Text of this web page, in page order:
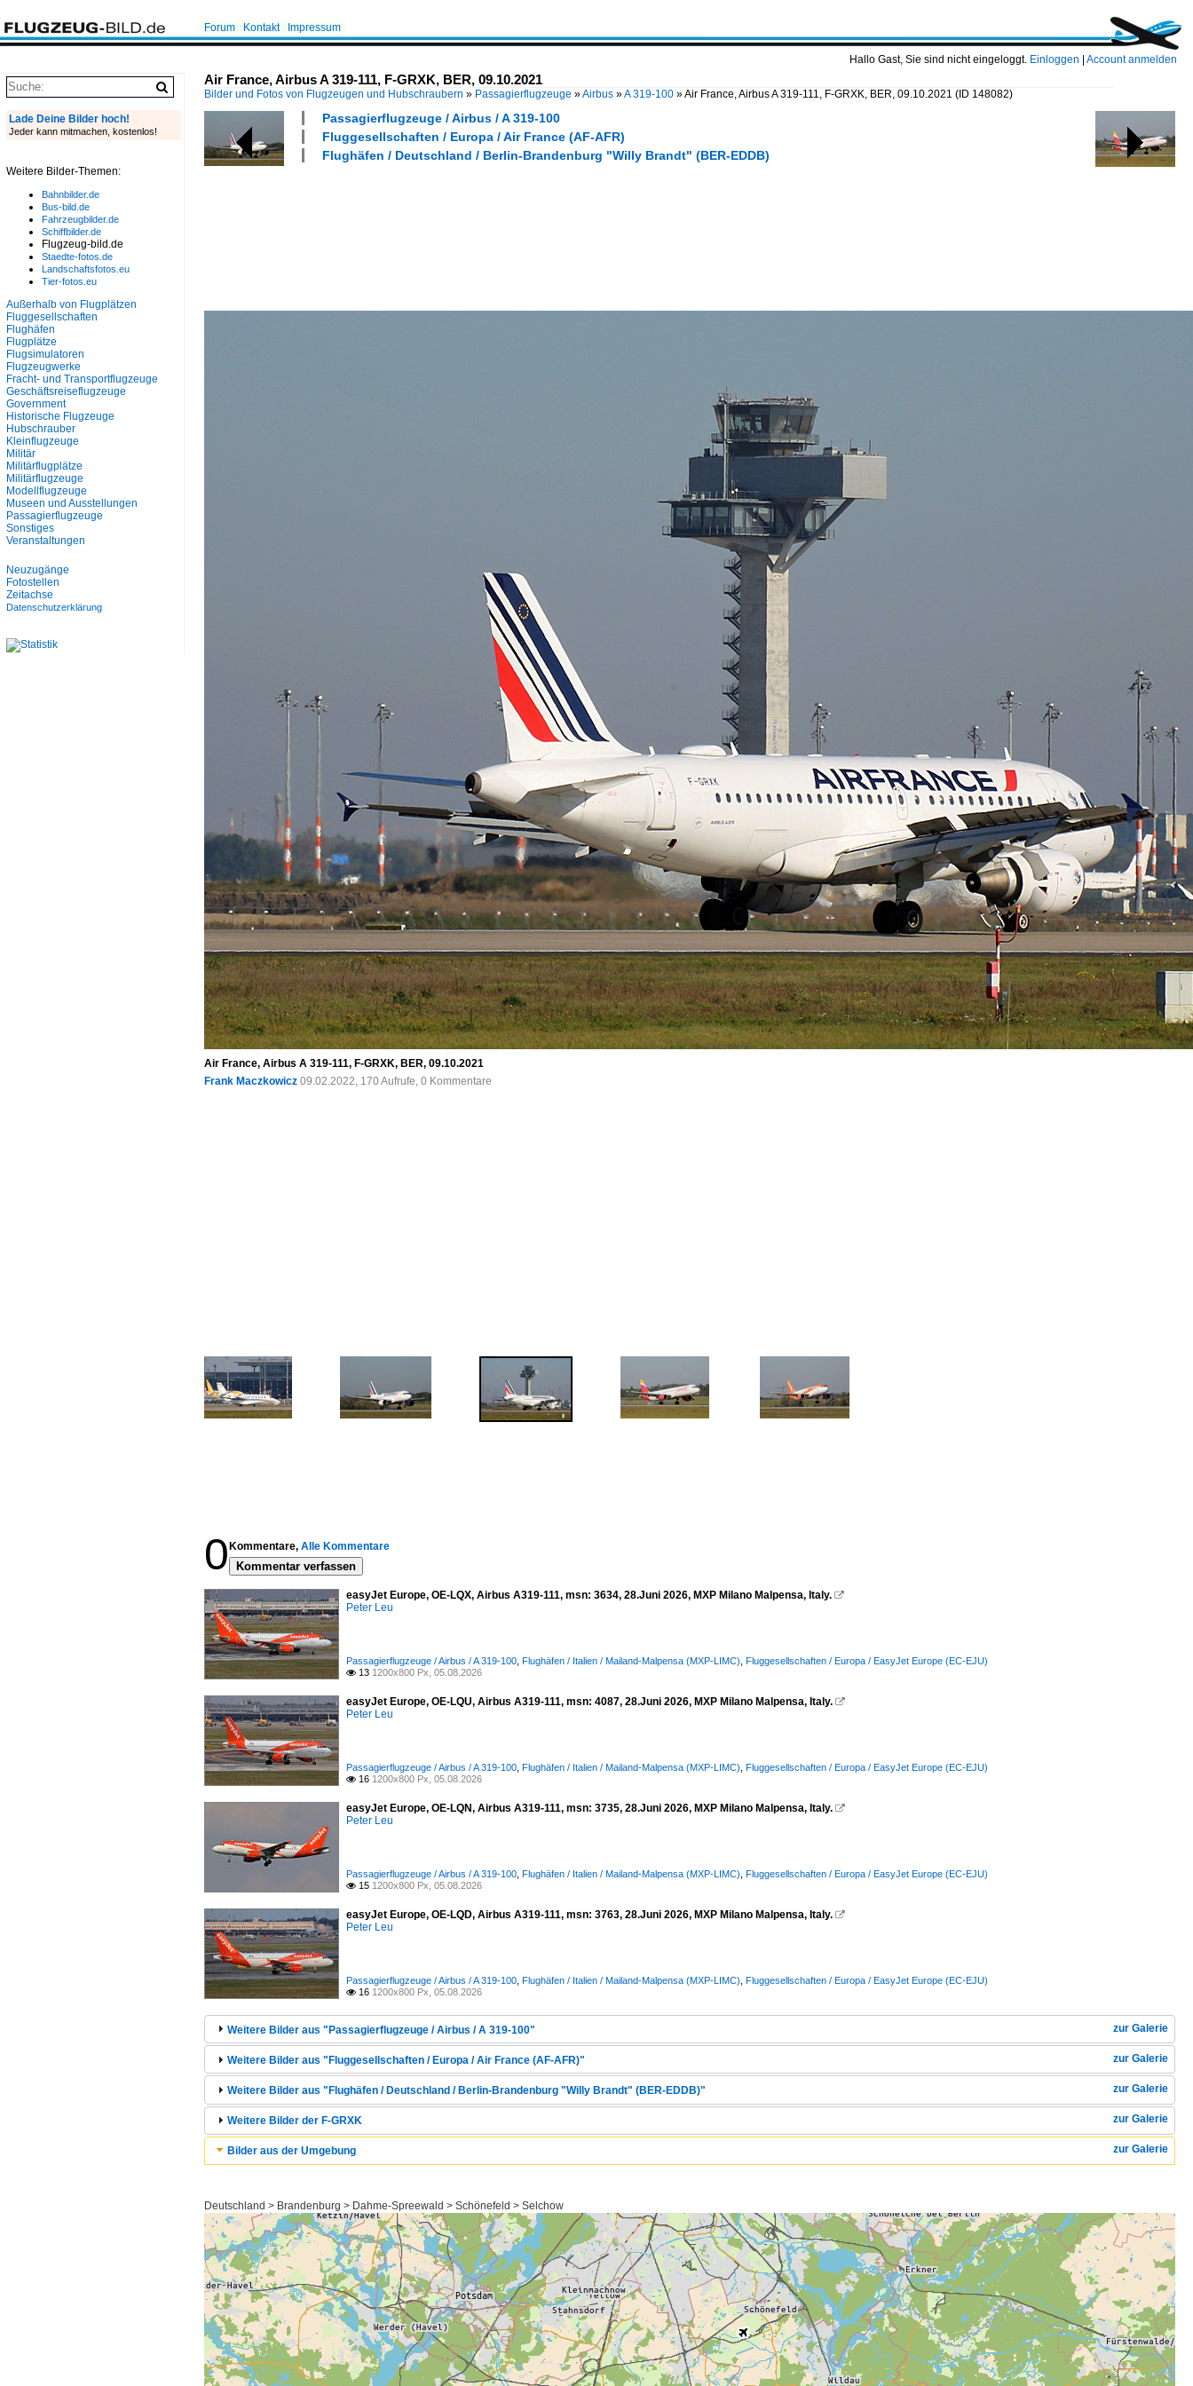
Hallo Gast, Sie sind nicht eingeloggt. Einloggen Account anmelden
Forum Kontakt Impressum
Air France, Airbus A 319-111, F-GRXK, BER, 09.10.2021
Bilder und Fotos von Flugzeugen und Hubschraubern » Passagierflugzeuge »Airbus »A 319-100 »Air France, Airbus A 319-111, F-GRXK, BER, 09.10.2021 (ID 148082)
Passagierflugzeuge / Airbus / A 319-100
Fluggesellschaften / Europa / Air France (AF-AFR)
Flughäfen / Deutschland / Berlin-Brandenburg "Willy Brandt" (BER-EDDB)
Air France, Airbus A 319-111, F-GRXK, BER, 09.10.2021
Frank Maczkowicz 09.02.2022, 170 Aufrufe, 0 Kommentare
0 Kommentare, Alle Kommentare
Kommentar verfassen
easyJet Europe, OE-LQX, Airbus A319-111, msn: 3634, 28.Juni 2026, MXP Milano Malpensa, Italy. 
Peter Leu
Passagierflugzeuge / Airbus / A 319-100 Flughäfen / Italien / Mailand-Malpensa (MXP-LIMC) Fluggesellschaften / Europa / EasyJet Europe (EC-EJU)
 13 1200x800 Px, 05.08.2026
easyJet Europe, OE-LQU, Airbus A319-111, msn: 4087, 28.Juni 2026, MXP Milano Malpensa, Italy. 
Peter Leu
Passagierflugzeuge / Airbus / A 319-100 Flughäfen / Italien / Mailand-Malpensa (MXP-LIMC) Fluggesellschaften / Europa / EasyJet Europe (EC-EJU)
 16 1200x800 Px, 05.08.2026
easyJet Europe, OE-LQN, Airbus A319-111, msn: 3735, 28.Juni 2026, MXP Milano Malpensa, Italy. 
Peter Leu
Passagierflugzeuge / Airbus / A 319-100 Flughäfen / Italien / Mailand-Malpensa (MXP-LIMC) Fluggesellschaften / Europa / EasyJet Europe (EC-EJU)
 15 1200x800 Px, 05.08.2026
easyJet Europe, OE-LQD, Airbus A319-111, msn: 3763, 28.Juni 2026, MXP Milano Malpensa, Italy. 
Peter Leu
Passagierflugzeuge / Airbus / A 319-100 Flughäfen / Italien / Mailand-Malpensa (MXP-LIMC) Fluggesellschaften / Europa / EasyJet Europe (EC-EJU)
 16 1200x800 Px, 05.08.2026
zur Galerie
Weitere Bilder aus "Passagierflugzeuge / Airbus / A 319-100"
zur Galerie
Weitere Bilder aus "Fluggesellschaften / Europa / Air France (AF-AFR)"
zur Galerie
Weitere Bilder aus "Flughäfen / Deutschland / Berlin-Brandenburg "Willy Brandt" (BER-EDDB)"
zur Galerie
Weitere Bilder der F-GRXK
zur Galerie
Bilder aus der Umgebung
Deutschland > Brandenburg > Dahme-Spreewald > Schönefeld > Selchow
Lade Deine Bilder hoch!
Jeder kann mitmachen, kostenlos!
Weitere Bilder-Themen:
Bahnbilder.de
Bus-bild.de
Fahrzeugbilder.de
Schiffbilder.de
Flugzeug-bild.de
Staedte-fotos.de
Landschaftsfotos.eu
Tier-fotos.eu
Außerhalb von Flugplätzen
Fluggesellschaften
Flughäfen
Flugplätze
Flugsimulatoren
Flugzeugwerke
Fracht- und Transportflugzeuge
Geschäftsreiseflugzeuge
Government
Historische Flugzeuge
Hubschrauber
Kleinflugzeuge
Militär
Militärflugplätze
Militärflugzeuge
Modellflugzeuge
Museen und Ausstellungen
Passagierflugzeuge
Sonstiges
Veranstaltungen
Neuzugänge
Fotostellen
Zeitachse
Datenschutzerklärung